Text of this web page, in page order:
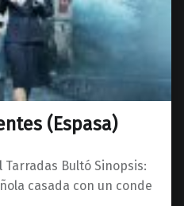
(Espasa)
Bultó Sinopsis:
casada con un conde